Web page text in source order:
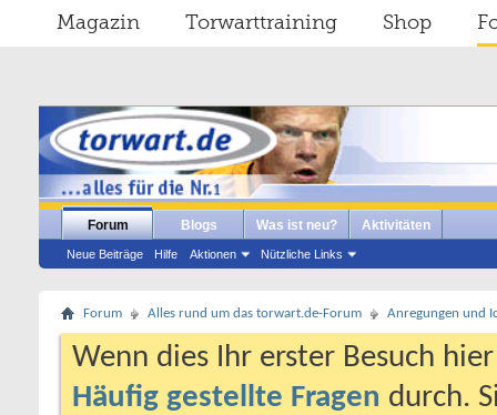
Magazin Torwarttraining Shop
Forum
Neue Beiträge Hilfe Aktionen Nützliche Links
Blogs Was ist neu? Aktivitäten
Forum Alles rund um das torwart.de-Forum Anregungen und
Wenn dies Ihr erster Besuch
Häufig gestellte Fragen durch.